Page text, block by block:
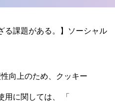
る課題がある。】ソーシャル
向上のため、クッキー
用に関しては、 「